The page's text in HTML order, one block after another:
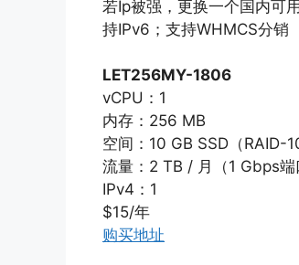
若Ip被强，更换一个国内可
持IPv6；支持WHMCS分销
LET256MY-1806
vCPU：1
内存：256 MB
空间：10 GB SSD（RAID-
流量：2 TB / 月（1 Gbps端
IPv4：1
$15/年
购买地址